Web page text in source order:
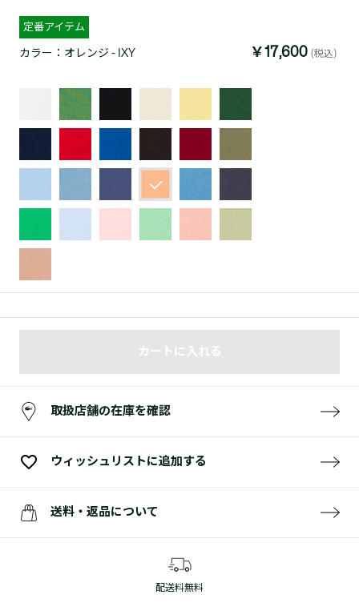
定番アイテム
カラー： オレンジ - IXY ￥17,600 (税込)
カートに入れる
取扱店舗の在庫を確認
ウィッシュリストに追加する
送料・返品について
配送料無料